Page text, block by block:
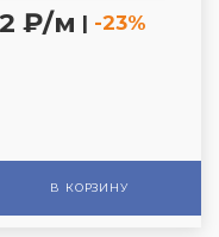
₽/м | -23%
В КОРЗИНУ